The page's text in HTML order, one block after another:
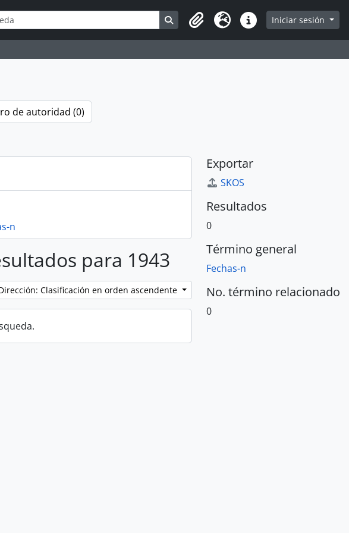
Search in browse page
Portapapeles
Idioma Enlaces rápidos
Iniciar sesión
de autoridad (0)
n
para 1943
Clasificación en orden ascendente
Exportar
SKOS
Resultados
0
Término general
Fechas-n
No. término relacionado
0